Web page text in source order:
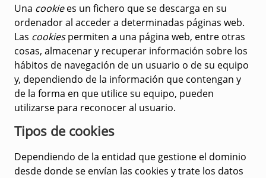
Una cookiees un fichero que se descarga en su
ordenador al acceder a determinadas páginas web.
Las cookiespermiten a una página web, entre otras
cosas, almacenar y recuperar información sobre los
hábitos de navegación de un usuario o de su equipo
y, dependiendo de la información que contengan y
de la forma en que utilice su equipo, pueden
utilizarse para reconocer al usuario.
Tipos de cookies
Dependiendo de la entidad que gestione el dominio
desde donde se envían las cookies y trate los datos